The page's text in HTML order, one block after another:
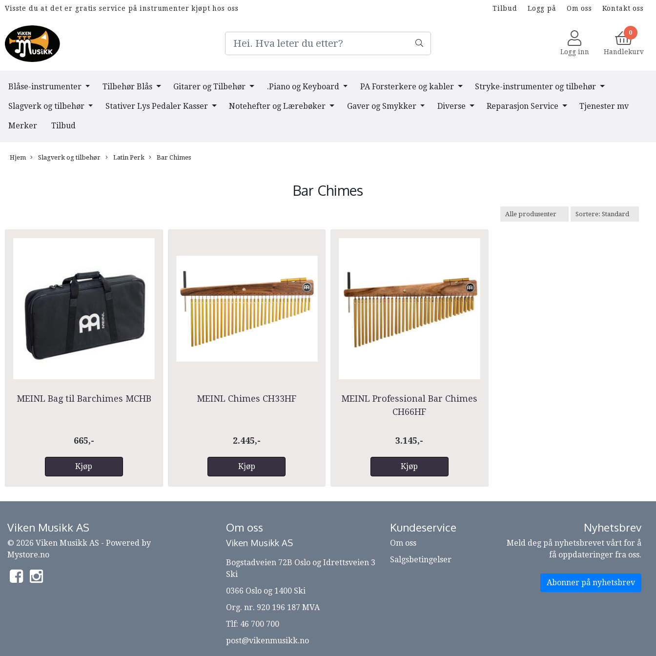
Visste du at det er gratis service på instrumenter kjøpt hos oss Tilbud Logg på Om oss Kontakt oss
Logg inn
0
Handlekurv
Blåse-instrumenter Tilbehør Blås Gitarer og Tilbehør .Piano og Keyboard PA Forsterkere og kabler Stryke-instrumenter og tilbehør
Slagverk og tilbehør Stativer Lys Pedaler Kasser Notehefter og Lærebøker Gaver og Smykker Diverse Reparasjon Service Tjenester mv
Merker Tilbud
Hjem Slagverk og tilbehør Latin Perk Bar Chimes
Bar Chimes
MEINL Bag til Barchimes MCHB
665,-
Kjøp
MEINL Chimes CH33HF
2.445,-
Kjøp
MEINL Professional Bar Chimes
CH66HF
3.145,-
Kjøp
Viken Musikk AS
© 2026 Viken Musikk AS - Powered by
Mystore.no
Om oss
Viken Musikk AS
Bogstadveien 72B Oslo og Idrettsveien 3
Ski
0366 Oslo og 1400 Ski
Org. nr. 920 196 187 MVA
Tlf: 46 700 700
post@vikenmusikk.no
Kundeservice
Om oss
Salgsbetingelser
Nyhetsbrev
Meld deg på nyhetsbrevet vårt for å
få oppdateringer fra oss.
Abonner på nyhetsbrev